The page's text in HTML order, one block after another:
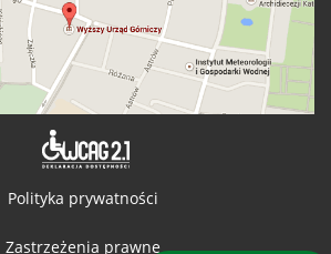
Polityka prywatności
Zastrzeżenia prawne